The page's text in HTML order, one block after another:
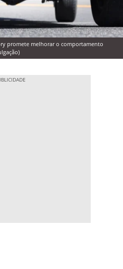
promete melhorar o comportamento